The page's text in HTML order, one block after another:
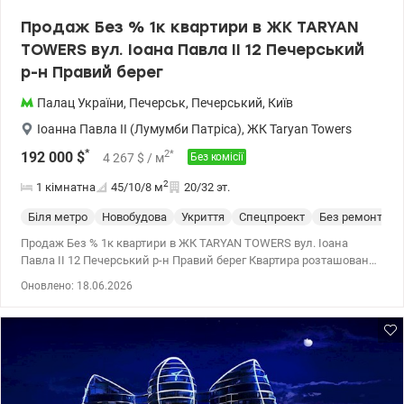
Продаж Без % 1к квартири в ЖК TARYAN
TOWERS вул. Іоана Павла II 12 Печерський
р-н Правий берег
Палац України, Печерськ, Печерський, Київ
Іоанна Павла II (Лумумби Патріса), ЖК Taryan Towers
192 000 $* 4 267 $ / м2* Без комісії
1 кімнатна 45/10/8 м2 20/32 эт.
Біля метро Новобудова Укриття Спецпроект
Без ремонта
Продаж Без % 1к квартири в ЖК TARYAN TOWERS вул. Іоана
Павла II 12 Печерський р-н Правий берег Квартира розташована
квартири 45.4 м2 TARYAN TOWERS — Ікона майбутнього на мапі
де кожен елемент створений для вашого абсолютного комфорту
та безпеки. Вежі майбутнього, об'єднані скляними мостами,
відкривають можливості, яких немає в жодному іншому проєкті.
Унікальна інфраструктура «Life-Style»: • На даху першої вежі:
Авторський панорамний ресторан з терасою під відкритим
Оновлено: 18.06.2026